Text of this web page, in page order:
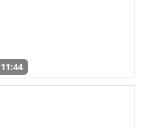
11:44